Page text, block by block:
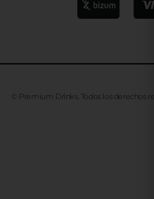
© Premium Drinks. Todos los derechos